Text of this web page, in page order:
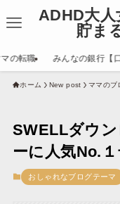
ADHD大
貯ま
の転職 みんなの銀行【
ホーム New post ママのブ
SWELLダウ
ーに人気No.
おしゃれなブログテーマ